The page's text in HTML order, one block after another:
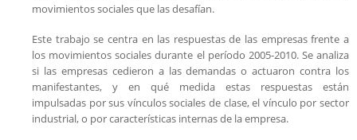
movimientos sociales que las desafían.
Este trabajo se centra en las respuestas de las empresas frente a
los movimientos sociales durante el período 2005-2010. Se analiza
si las empresas cedieron a las demandas o actuaron contra los
manifestantes, y en qué medida estas respuestas están
impulsadas por sus vínculos sociales de clase, el vínculo por sector
industrial, o por características internas de la empresa.